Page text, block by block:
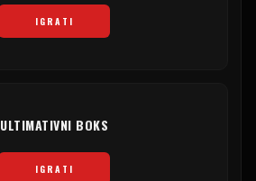
IGRATI
ULTIMATIVNI BOKS
IGRATI